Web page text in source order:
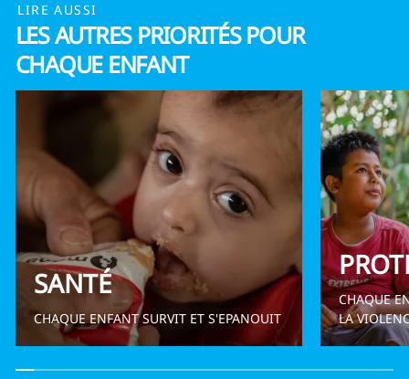
LIRE AUSSI
LES AUTRES PRIORITÉS POUR
CHAQUE ENFANT
SANTÉ
CHAQUE ENFANT SURVIT ET S'EPANOUIT
CHAQUE
LA